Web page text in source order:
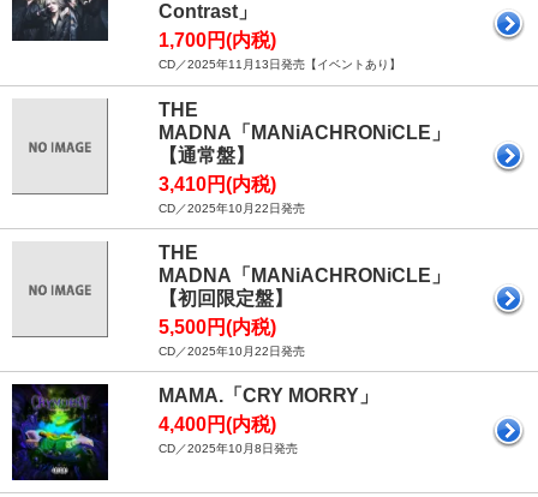
Contrast」
1,700円(内税)
CD／2025年11月13日発売【イベントあり】
THE
MADNA「MANiACHRONiCLE」
【通常盤】
3,410円(内税)
CD／2025年10月22日発売
THE
MADNA「MANiACHRONiCLE」
【初回限定盤】
5,500円(内税)
CD／2025年10月22日発売
MAMA.「CRY MORRY」
4,400円(内税)
CD／2025年10月8日発売